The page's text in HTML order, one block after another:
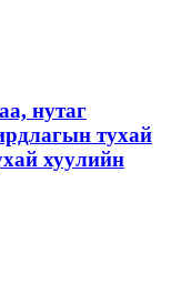
нутаг
тухай
хуулийн